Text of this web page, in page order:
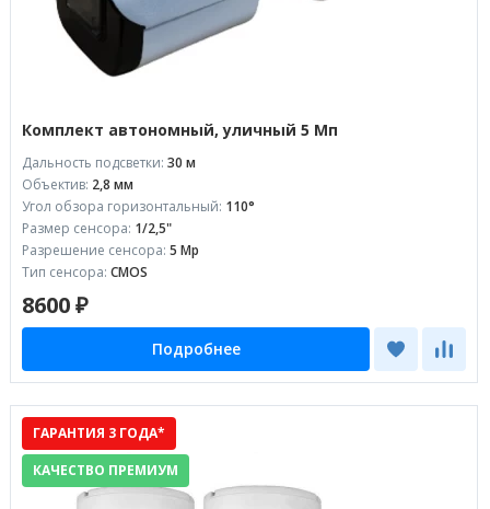
Комплект автономный, уличный 5 Мп
Дальность подсветки: 30 м
Объектив: 2,8 мм
Угол обзора горизонтальный: 110°
Размер сенсора: 1/2,5"
Разрешение сенсора: 5 Mp
Тип сенсора: CMOS
8600 ₽
Подробнее
ГАРАНТИЯ 3 ГОДА*
КАЧЕСТВО ПРЕМИУМ